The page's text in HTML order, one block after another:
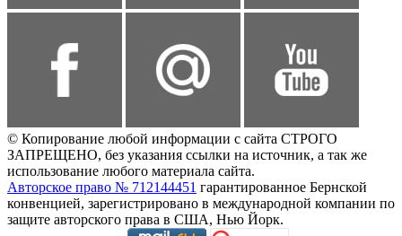
© Копирование любой информации с сайта СТРОГО
ЗАПРЕЩЕНО, без указания ссылки на источник, а так же
использование любого материала сайта.
Авторское право № 712144451 гарантированное Бернской
конвенцией, зарегистрировано в международной компании по
защите авторского права в США, Нью Йорк.